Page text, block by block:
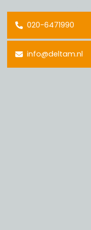
020-6471990
info@deltam.nl